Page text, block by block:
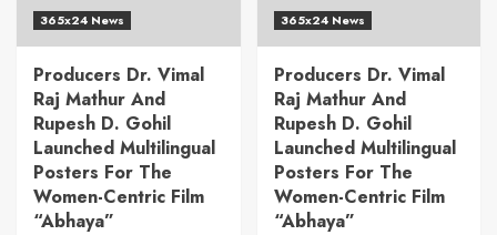
365x24 News
Producers Dr. Vimal
Raj Mathur And
Rupesh D. Gohil
Launched Multilingual
Posters For The
Women-Centric Film
“Abhaya”
365x24 News
Producers Dr. Vimal
Raj Mathur And
Rupesh D. Gohil
Launched Multilingual
Posters For The
Women-Centric Film
“Abhaya”